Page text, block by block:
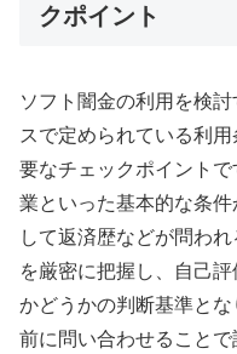
クポイント
ソフト闇金の利用を検
スで定められている利
要なチェックポイント
業といった基本的な条
して返済歴などが問わ
を厳密に把握し、自己
かどうかの判断基準と
前に問い合わせること